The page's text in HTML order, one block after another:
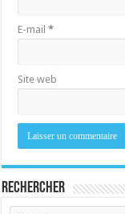
E-mail*
Site web
Rechercher